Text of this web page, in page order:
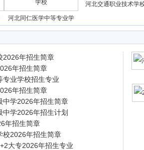
河北同仁医学中等专业学
河北交通职业技术学
2026年招生简章
年招生简章
专业学校招生专业
年招生简章
中学2026年招生简章
学2026年招生计划
年招生简章
校2026年招生简章
大专2026年招生专业